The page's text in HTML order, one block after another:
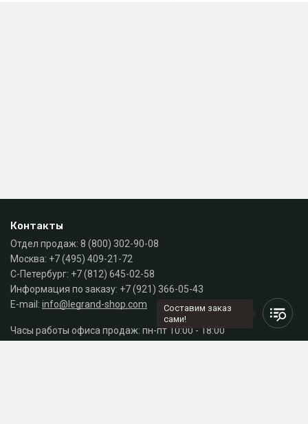
Контакты
Отдел продаж: 8 (800) 302-90-08
Москва: +7 (495) 409-21-72
С-Петербург: +7 (812) 645-02-58
Информация по заказу: +7 (921) 366-05-43
E-mail: info@legrand-shop.com
Часы работы офиса продаж: пн-пт 10:00 - 18:00
Составим заказ
сами!